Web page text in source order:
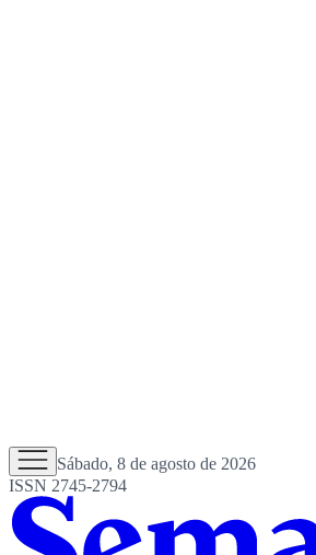
Sábado, 8 de agosto de 2026
ISSN 2745-2794